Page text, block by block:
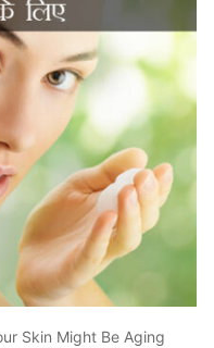
Skin Might Be Aging